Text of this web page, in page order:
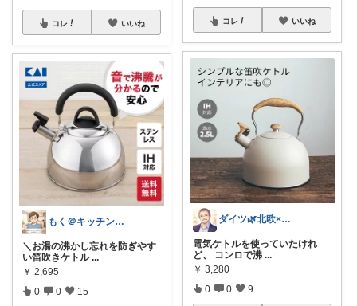
コレ いいね
もく＠キッチン周りの厳選アイテム紹介
＼お湯の沸かし忘れを防ぎやす
い笛吹きケトル ...
￥ 2,695
0 0 15
コレ いいね
ダイツ🌿北欧×日本｜無理のない道具選び
電気ケトルを使っていたけれ
ど、 コンロで沸 ...
￥ 3,280
0 0 9